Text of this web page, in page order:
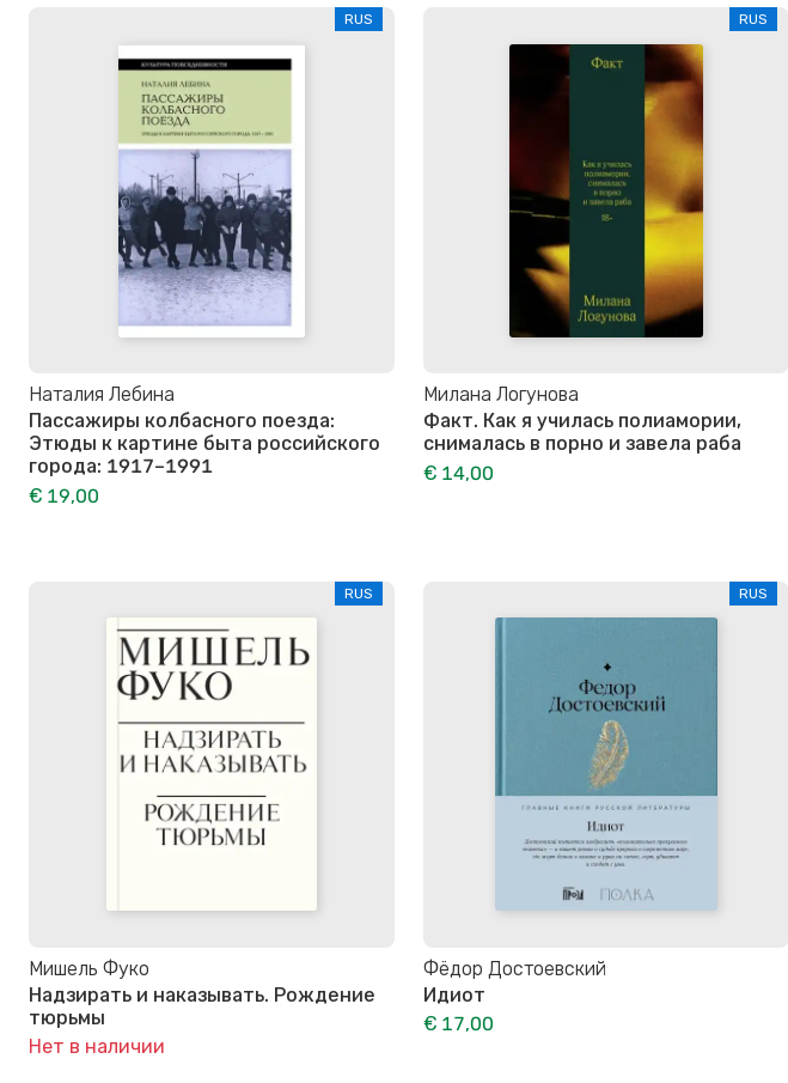
RUS
Наталия Лебина
Пассажиры колбасного поезда:
Этюды к картине быта российского
города: 1917–1991
€ 19,00
RUS
Милана Логунова
Факт. Как я училась полиамории,
снималась в порно и завела раба
€ 14,00
RUS
Мишель Фуко
Надзирать и наказывать. Рождение
тюрьмы
Нет в наличии
RUS
Фёдор Достоевский
Идиот
€ 17,00